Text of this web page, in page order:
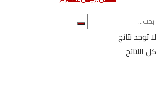
لا توجد نتائج
كل النتائج